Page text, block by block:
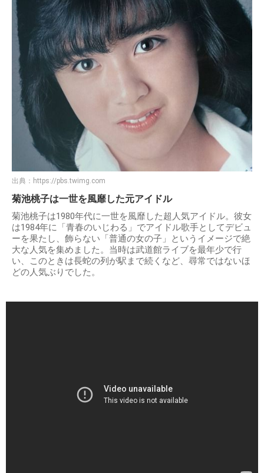
出典： https://pbs.twimg.com
菊池桃子は一世を風靡した元アイドル
菊池桃子は1980年代に一世を風靡した超人気アイドル。彼女
は1984年に「青春のいじわる」でアイドル歌手としてデビュ
ーを果たし、飾らない「普通の女の子」というイメージで絶
大な人気を集めました。当時は武道館ライブを最年少で行
い、このときは長蛇の列が駅まで続くなど、尋常ではないほ
どの人気ぶりでした。